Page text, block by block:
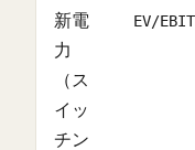
新電
力
（ス
イッ
チン
EV/